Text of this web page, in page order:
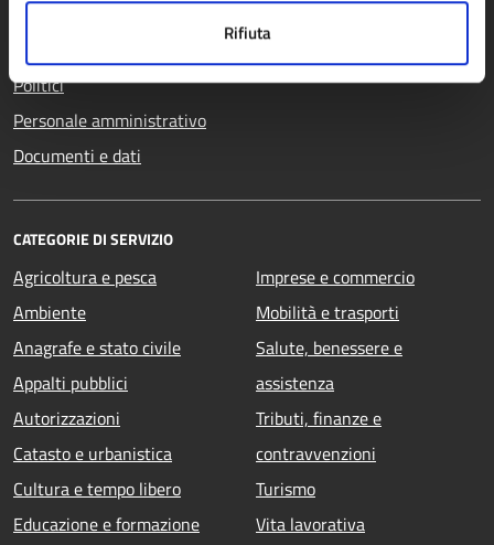
Rifiuta
Uffici
Politici
Personale amministrativo
Documenti e dati
CATEGORIE DI SERVIZIO
Agricoltura e pesca
Ambiente
Anagrafe e stato civile
Appalti pubblici
Autorizzazioni
Catasto e urbanistica
Cultura e tempo libero
Educazione e formazione
Imprese e commercio
Mobilità e trasporti
Salute, benessere e
assistenza
Tributi, finanze e
contravvenzioni
Turismo
Vita lavorativa